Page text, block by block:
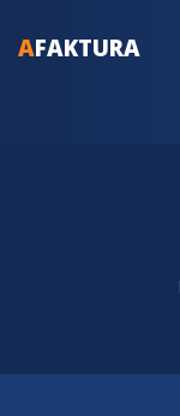
AFAKTURA